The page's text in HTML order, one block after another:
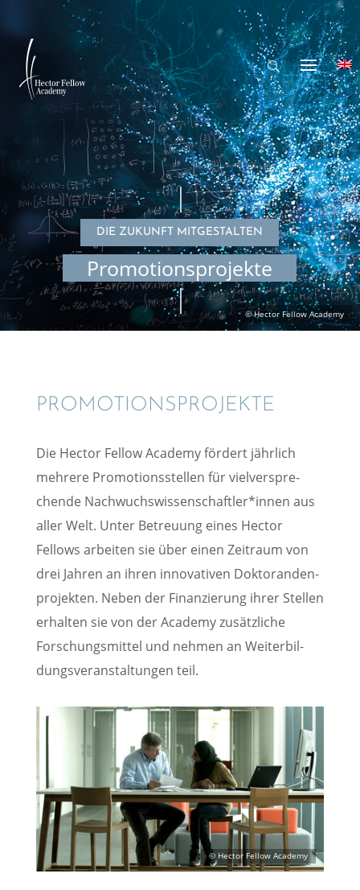
DIE ZUKUNFT MITGESTALTEN
Promo­ti­ons­pro­jekte
PROMO­TI­ONS­PRO­JEKTE
Die Hector Fellow Academy fördert jährlich
mehrere Promo­ti­ons­stel­len für vielver­spre­
chende Nachwuchswissenschaftler*innen aus
aller Welt. Unter Betreu­ung eines Hector
Fellows arbei­ten sie über einen Zeitraum von
drei Jahren an ihren innova­ti­ven Dokto­ran­den­
pro­jek­ten. Neben der Finan­zie­rung ihrer Stellen
erhal­ten sie von der Academy zusätz­li­che
Forschungs­mit­tel und nehmen an Weiter­bil­
dungs­ver­an­stal­tun­gen teil.